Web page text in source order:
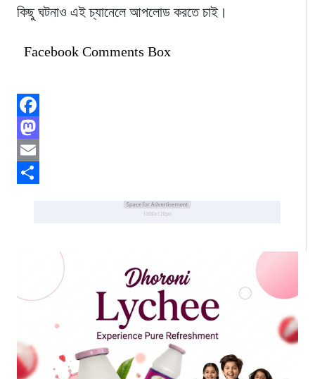
কিছু ঘটনাও এই চ্যানেলে আপলোড করতে চাই।
Facebook Comments Box
Facebook
Mastodon
Email